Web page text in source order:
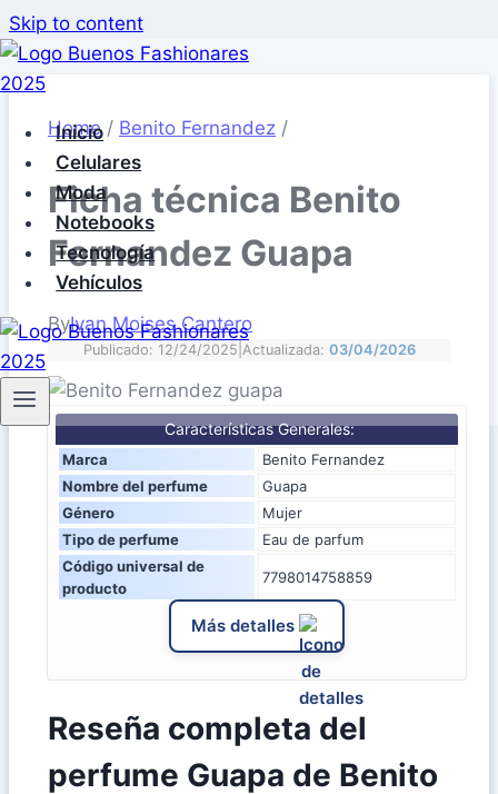
Skip to content
Inicio
Celulares
Moda
Notebooks
Tecnología
Vehículos
Home / Benito Fernandez /
Ficha técnica Benito
Fernandez Guapa
ByIvan Moises Cantero
Publicado: 12/24/2025 Actualizada: 03/04/2026
Características Generales:
Marca
Benito Fernandez
Nombre del perfume
Guapa
Género
Mujer
Tipo de perfume
Eau de parfum
Código universal de
producto
7798014758859
Más detalles
Reseña completa del
perfume Guapa de Benito